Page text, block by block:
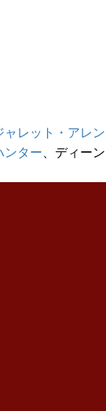
ャレット・アレン
ンター 、ディー